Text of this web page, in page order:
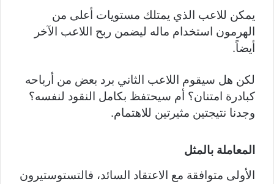
يمكن للاعب الذي يمتلك مستويات أعلى من
الهرمون استخدام ماله ليضمن ربح اللاعب الآخر
أيضاً.
لكن هل سيقوم اللاعب الثاني برد بعض من أرباحه
كبادرة امتنان؟ أم سيحتفظ بكامل النقود لنفسه؟
وجدنا نتيجتين مثيرتين للاهتمام.
المعاملة بالمثل
الأولى متوافقة مع الاعتقاد السائد، فالتستوستيرون